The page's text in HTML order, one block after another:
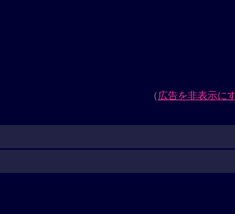
（広告を非表示に